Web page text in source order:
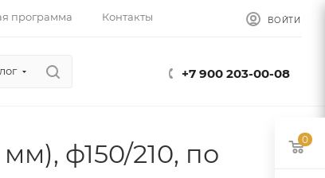
программа Контакты ВОЙТИ
+7 900 203-00-08
ф150/210, по
0